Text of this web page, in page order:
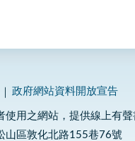
政府網站資料開放宣告
使用之網站，提供線上有
山區敦化北路155巷76號